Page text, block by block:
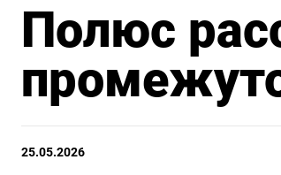
Полюс
25.05.2026